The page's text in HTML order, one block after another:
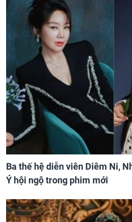
Ba thế hệ diễn viên Diêm Ni,
Ý hội ngộ trong phim mới